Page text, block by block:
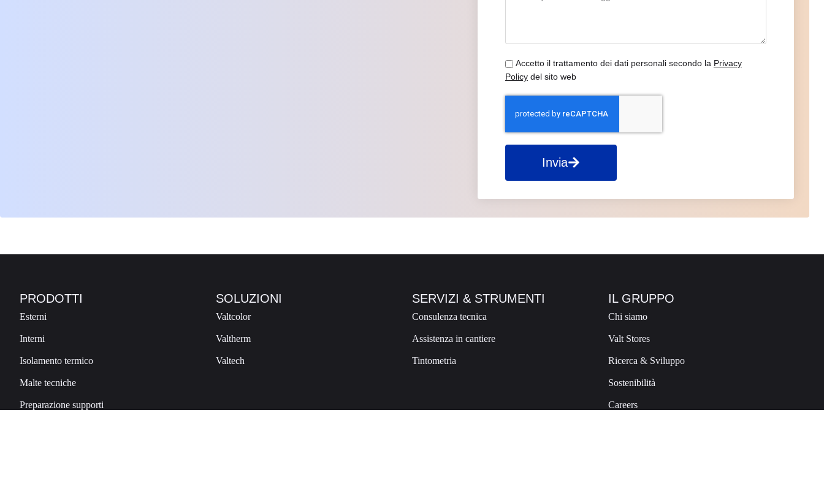
Accetto il trattamento dei dati personali secondo la Privacy
Policydel sito web
Invia
PRODOTTI
Esterni
Interni
Isolamento termico
Malte tecniche
Preparazione supporti
SOLUZIONI
Valtcolor
Valtherm
Valtech
SERVIZI & STRUMENTI
Consulenza tecnica
Assistenza in cantiere
Tintometria
IL GRUPPO
Chi siamo
Valt Stores
Ricerca & Sviluppo
Sostenibilità
Careers